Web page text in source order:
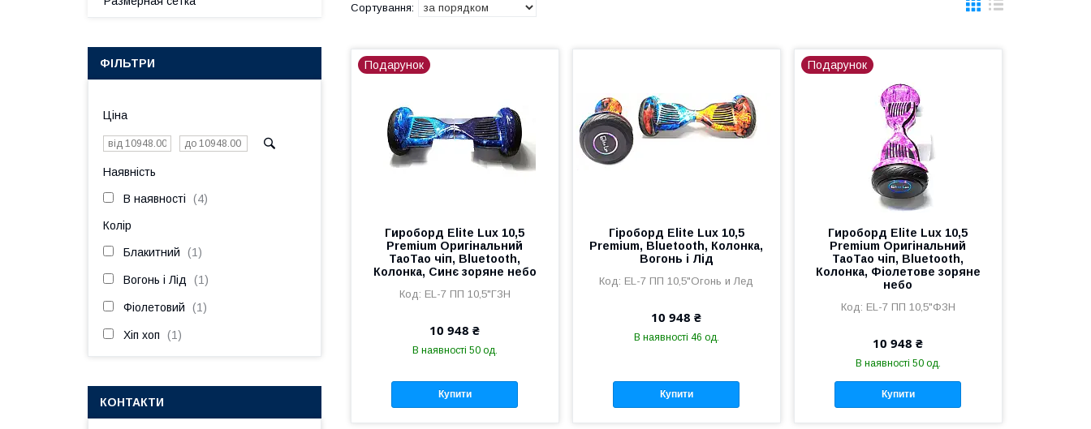
Подарунок
Гироборд Elite Lux 10,5
Premium Оригінальний
TaoTao чіп, Bluetooth,
Колонка, Синє зоряне небо
EL-7 ПП 10,5"ГЗН
10 948 ₴
В наявності 50 од.
Купити
Гіроборд Elite Lux 10,5
Premium, Bluetooth, Колонка,
Вогонь і Лід
EL-7 ПП 10,5"Огонь и Лед
10 948 ₴
В наявності 46 од.
Купити
Подарунок
Гироборд Elite Lux 10,5
Premium Оригінальний
TaoTao чіп, Bluetooth,
Колонка, Фіолетове зоряне
небо
EL-7 ПП 10,5"ФЗН
10 948 ₴
В наявності 50 од.
Купити
ФІЛЬТРИ
Ціна
Наявність
В наявності 4
Колір
Блакитний 1
Вогонь і Лід 1
Фіолетовий 1
Хіп хоп 1
КОНТАКТИ